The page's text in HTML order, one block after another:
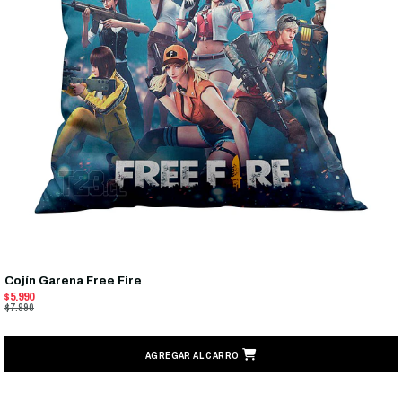
Cojín Garena Free Fire
$5.990
$7.990
AGREGAR AL CARRO